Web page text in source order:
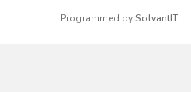
Programmed bySolvantIT